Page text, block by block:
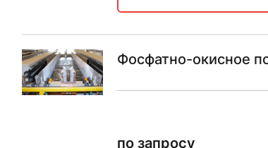
Фосфатно-окисное
по запросу